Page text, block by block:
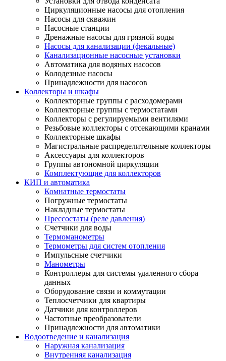
Циркуляционные насосы для отопления
Насосы для скважин
Насосные станции
Дренажные насосы для грязной воды
Насосы для канализации (фекальные)
Канализационные насосные установки
Автоматика для водяных насосов
Колодезные насосы
Принадлежности для насосов
Коллекторы и шкафы
Коллекторные группы с расходомерами
Коллекторные группы с термостатами
Коллекторы с регулируемыми вентилями
Резьбовые коллекторы с отсекающими кранами
Коллекторные шкафы
Магистральные распределительные коллекторы
Аксессуары для коллекторов
Группы автономной циркуляции
Комплектующие для коллекторов
КИП и автоматика
Комнатные термостаты
Погружные термостаты
Накладные термостаты
Прессостаты (реле давления)
Счетчики для воды
Термоманометры
Термометры для систем отопления
Импульсные счетчики
Манометры
Контроллеры для системы удаленного сбора
данных
Оборудование связи и коммутации
Теплосчетчики для квартиры
Датчики для контроллеров
Частотные преобразователи
Принадлежности для автоматики
Водоотведение и канализация
Наружная канализация
Внутренняя канализация